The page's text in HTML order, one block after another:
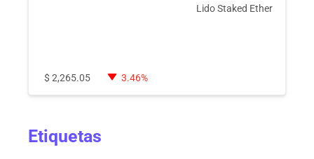
Lido Staked Ether
$ 2,265.05 3.46%
Etiquetas